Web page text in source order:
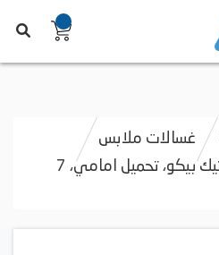
غسالات ملابس
غسالة ملابس فول اتوماتيك بيكو، تحميل امامي، 7